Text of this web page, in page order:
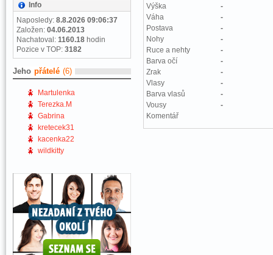
Info
Naposledy: 8.8.2026 09:06:37
Založen: 04.06.2013
Nachatoval: 1160.18 hodin
Pozice v TOP: 3182
Jeho přátelé (6)
Martulenka
Terezka.M
Gabrina
kretecek31
kacenka22
wildkitty
Výška
-
Váha
-
Postava
-
Nohy
-
Ruce a nehty
-
Barva očí
-
Zrak
-
Vlasy
-
Barva vlasů
-
Vousy
-
Komentář